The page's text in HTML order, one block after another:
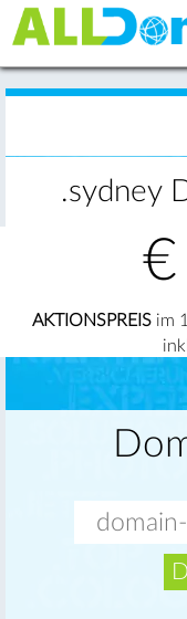
.sydney
€
AKTIONSPREIS im